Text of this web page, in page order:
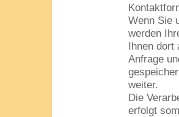
Wenn Sie
werden
Ihnen dort
Anfrage
weiter.
Die
erfolgt